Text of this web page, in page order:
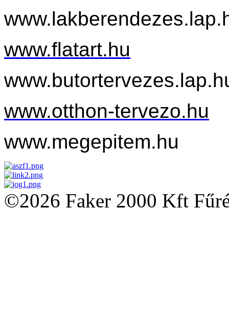
www.lakberendezes
www.flatart.hu
www.butortervezes
www.otthon-tervezo.hu
www.megepitem.hu
©2026 Faker 2000 Kft